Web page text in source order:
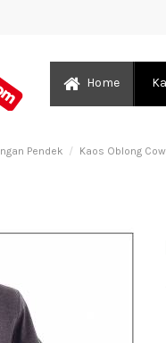
Home
Pendek Kaos Oblong